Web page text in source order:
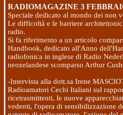
RADIOMAGAZINE 3
Speciale dedicato al mondo dei non
Le difficoltà e le barriere
radio.
Si fa riferimento a un articolo
Handbook, dedicato all'Anno
radiofonica in inglese di Radio
neozelandese scomparso Arthur
-Intervista alla dott.sa Irene
Radioamatori Cechi Italiani sul
ricetrasmittenti, le nuove
vedenti, l'opera di sensibilizzazione